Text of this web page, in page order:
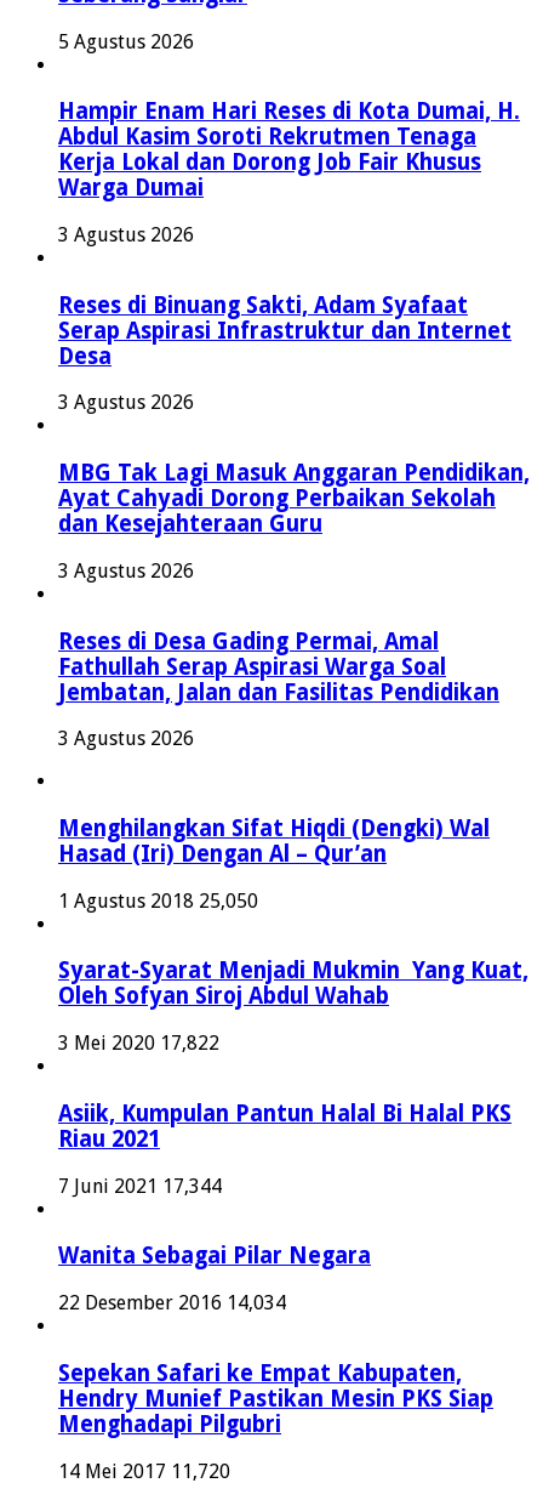
5 Agustus 2026
Hampir Enam Hari Reses di Kota Dumai, H.
Abdul Kasim Soroti Rekrutmen Tenaga
Kerja Lokal dan Dorong Job Fair Khusus
Warga Dumai
3 Agustus 2026
Reses di Binuang Sakti, Adam Syafaat
Serap Aspirasi Infrastruktur dan Internet
Desa
3 Agustus 2026
MBG Tak Lagi Masuk Anggaran Pendidikan,
Ayat Cahyadi Dorong Perbaikan Sekolah
dan Kesejahteraan Guru
3 Agustus 2026
Reses di Desa Gading Permai, Amal
Fathullah Serap Aspirasi Warga Soal
Jembatan, Jalan dan Fasilitas Pendidikan
3 Agustus 2026
Menghilangkan Sifat Hiqdi (Dengki) Wal
Hasad (Iri) Dengan Al – Qur’an
1 Agustus 2018 25,050
Syarat-Syarat Menjadi Mukmin Yang Kuat,
Oleh Sofyan Siroj Abdul Wahab
3 Mei 2020 17,822
Asiik, Kumpulan Pantun Halal Bi Halal PKS
Riau 2021
7 Juni 2021 17,344
Wanita Sebagai Pilar Negara
22 Desember 2016 14,034
Sepekan Safari ke Empat Kabupaten,
Hendry Munief Pastikan Mesin PKS Siap
Menghadapi Pilgubri
14 Mei 2017 11,720